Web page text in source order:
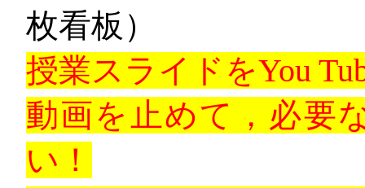
枚看板）
授業スライドをYou
動画を止めて，必要
い！